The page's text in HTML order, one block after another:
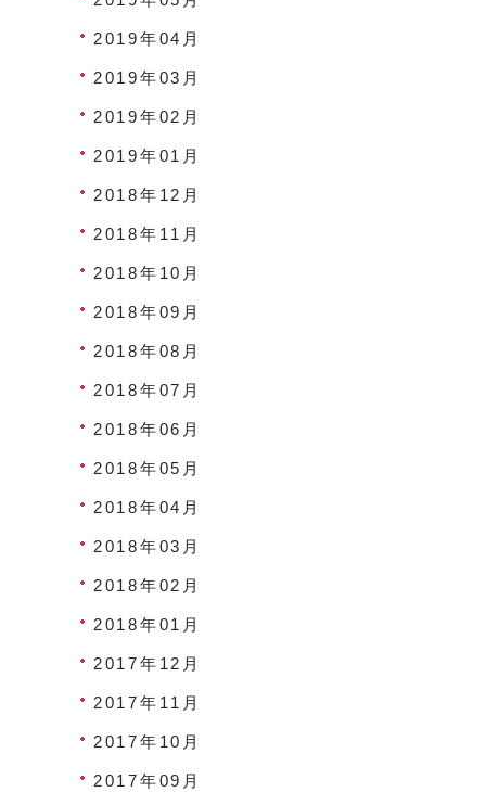
2019年04月
2019年03月
2019年02月
2019年01月
2018年12月
2018年11月
2018年10月
2018年09月
2018年08月
2018年07月
2018年06月
2018年05月
2018年04月
2018年03月
2018年02月
2018年01月
2017年12月
2017年11月
2017年10月
2017年09月